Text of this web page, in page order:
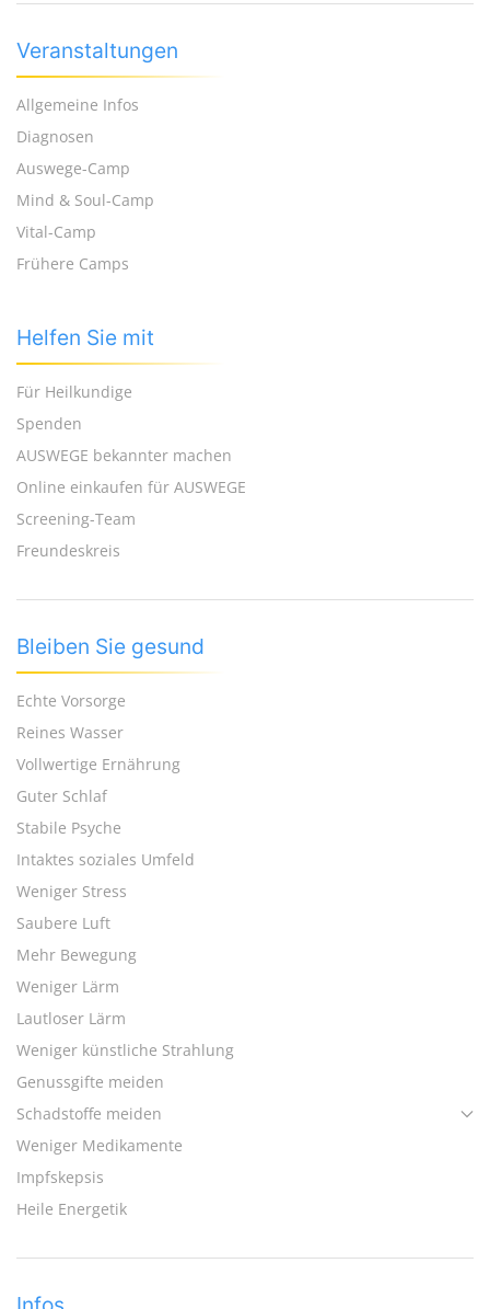
Veranstaltungen
Allgemeine Infos
Diagnosen
Auswege-Camp
Mind & Soul-Camp
Vital-Camp
Frühere Camps
Helfen Sie mit
Für Heilkundige
Spenden
AUSWEGE bekannter machen
Online einkaufen für AUSWEGE
Screening-Team
Freundeskreis
Bleiben Sie gesund
Echte Vorsorge
Reines Wasser
Vollwertige Ernährung
Guter Schlaf
Stabile Psyche
Intaktes soziales Umfeld
Weniger Stress
Saubere Luft
Mehr Bewegung
Weniger Lärm
Lautloser Lärm
Weniger künstliche Strahlung
Genussgifte meiden
Schadstoffe meiden
Weniger Medikamente
Impfskepsis
Heile Energetik